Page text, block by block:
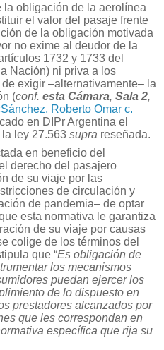
la obligación de la aerolínea
el valor del pasaje frente
de la obligación motivada
no exime al deudor de la
1732 y 1733 del
Nación) ni priva a los
exigir –alternativamente– la
(conf. esta Cámara, Sala 2,
Roberto Omar c.
en DIPr Argentina el
ley 27.563 supra reseñada.
en beneficio del
derecho del pasajero
de su viaje por las
de circulación y
de pandemia– de optar
esta normativa le garantiza
de su viaje por causas
colige de los términos del
que “Es obligación de
los mecanismos
puedan ejercer los
de lo dispuesto en
prestadores alcanzados por
que les correspondan en
específica que rija su